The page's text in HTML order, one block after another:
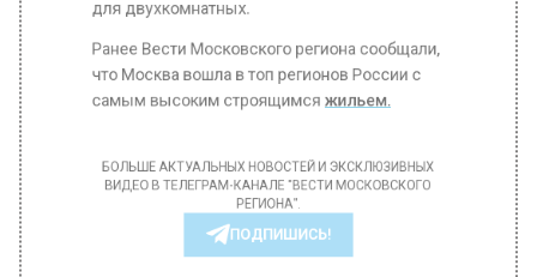
для двухкомнатных.
Ранее Вести Московского региона сообщали,
БОЛЬШЕ АКТУАЛЬНЫХ НОВОСТЕЙ И ЭКСКЛЮЗИВНЫХ
ВИДЕО В ТЕЛЕГРАМ-КАНАЛЕ "ВЕСТИ МОСКОВСКОГО